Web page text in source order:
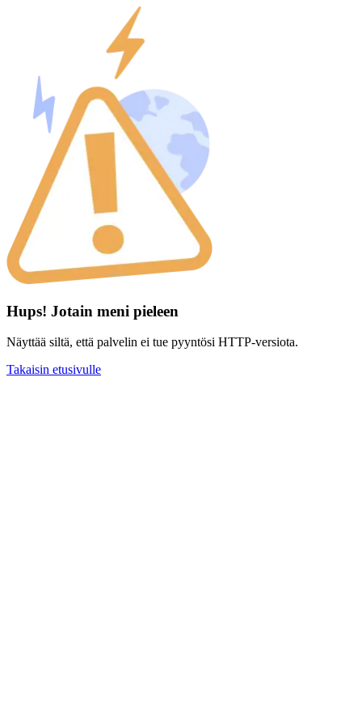
Hups! Jotain meni pieleen
Näyttää siltä, että palvelin ei tue pyyntösi HTTP-versiota.
Takaisin etusivulle